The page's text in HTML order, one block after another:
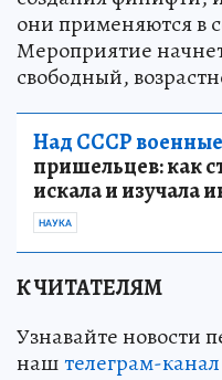
они применяются в
Мероприятие
свободный,
Над СССР военные
пришельцев: как
искала и изучала
НАУКА
К ЧИТАТЕЛЯМ
Узнавайте новости
наштелеграм-канал